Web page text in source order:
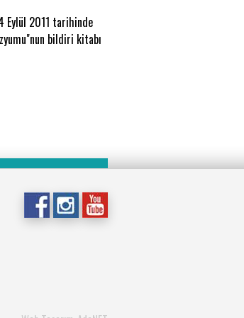
Eylül 2011 tarihinde
bildiri kitabı